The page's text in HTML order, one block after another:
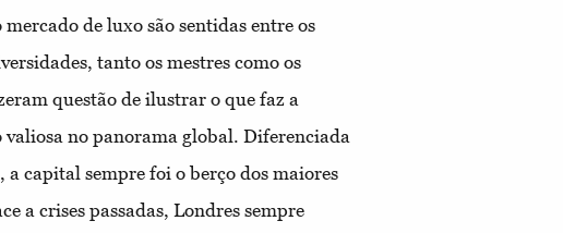
de luxo são sentidas entre os
tanto os mestres como os
questão de ilustrar o que faz a
valiosa no panorama global. Diferenciada
capital sempre foi o berço dos maiores
a crises passadas, Londres sempre